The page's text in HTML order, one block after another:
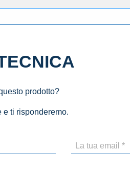
prodotto?
e ti risponderemo.